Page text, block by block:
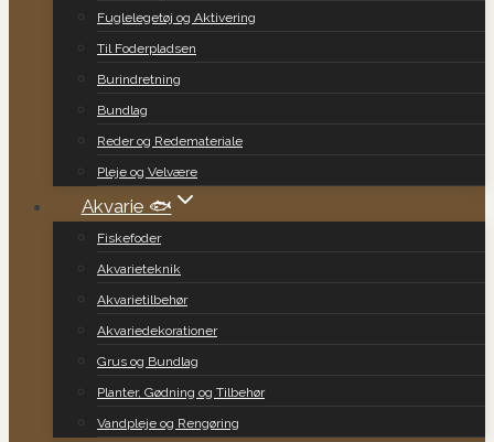
Fuglelegetøj og Aktivering
Til Foderpladsen
Burindretning
Bundlag
Reder og Redemateriale
Pleje og Velvære
Akvarie 🐟
Fiskefoder
Akvarieteknik
Akvarietilbehør
Akvariedekorationer
Grus og Bundlag
Planter, Gødning og Tilbehør
Vandpleje og Rengøring